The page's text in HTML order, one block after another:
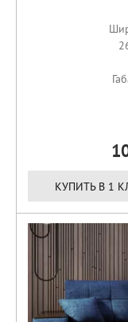
КУПИТЬ В 1